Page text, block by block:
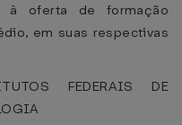
à oferta de formação
em suas respectivas
FEDERAIS DE